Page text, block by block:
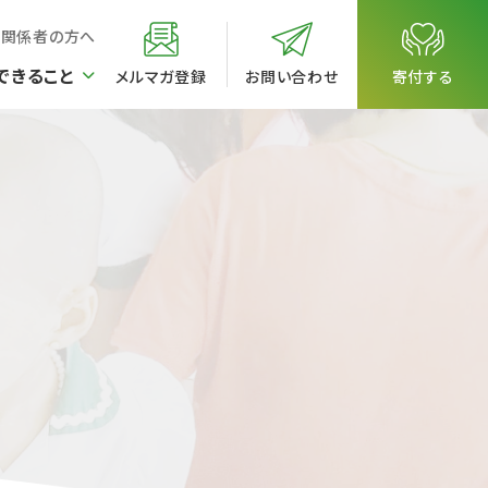
係者の方へ
きること メルマガ登録 お問い合わせ 寄付する